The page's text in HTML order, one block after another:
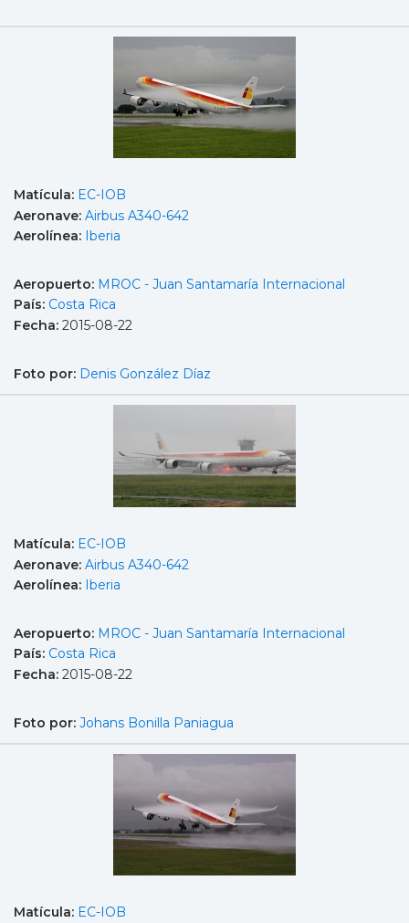
Matícula: EC-IOB
Aeronave: Airbus A340-642
Aerolínea: Iberia
Aeropuerto: MROC - Juan Santamaría Internacional
País: Costa Rica
Fecha: 2015-08-22
Foto por: Denis González Díaz
Matícula: EC-IOB
Aeronave: Airbus A340-642
Aerolínea: Iberia
Aeropuerto: MROC - Juan Santamaría Internacional
País: Costa Rica
Fecha: 2015-08-22
Foto por: Johans Bonilla Paniagua
Matícula: EC-IOB